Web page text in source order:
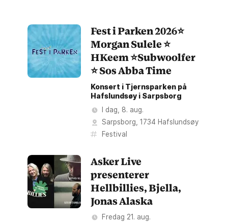
Fest i Parken 2026⭐️
Morgan Sulele ⭐️
HKeem ⭐️Subwoolfer
⭐️ Sos Abba Time
Konsert i Tjernsparken på
Hafslundsøy i Sarpsborg
I dag, 8. aug.
Sarpsborg 1734 Hafslundsøy
Festival
Asker Live
presenterer
Hellbillies, Bjella,
Jonas Alaska
Fredag 21. aug.